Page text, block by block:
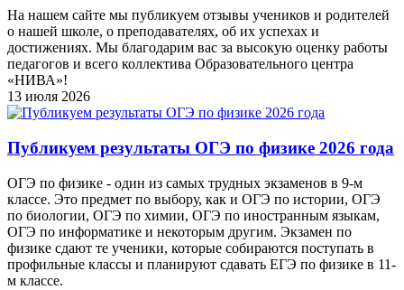
На нашем сайте мы публикуем отзывы учеников и родителей
о нашей школе, о преподавателях, об их успехах и
достижениях. Мы благодарим вас за высокую оценку работы
педагогов и всего коллектива Образовательного центра
«НИВА»!
13 июля 2026
Публикуем результаты ОГЭ по физике 2026 года
ОГЭ по физике - один из самых трудных экзаменов в 9-м
классе. Это предмет по выбору, как и ОГЭ по истории, ОГЭ
по биологии, ОГЭ по химии, ОГЭ по иностранным языкам,
ОГЭ по информатике и некоторым другим. Экзамен по
физике сдают те ученики, которые собираются поступать в
профильные классы и планируют сдавать ЕГЭ по физике в 11-
м классе.